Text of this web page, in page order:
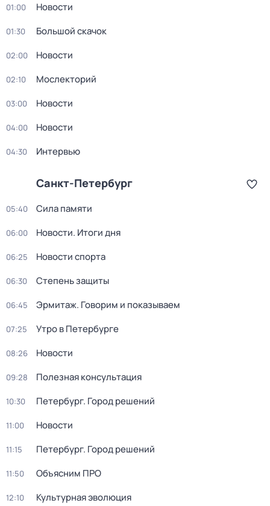
01:00 Новости
01:30 Большой скачок
02:00 Новости
02:10 Мослекторий
03:00 Новости
04:00 Новости
04:30 Интервью
Санкт-Петербург
05:40 Сила памяти
06:00 Новости. Итоги дня
06:25 Новости спорта
06:30 Степень защиты
06:45 Эрмитаж. Говорим и показываем
07:25 Утро в Петербурге
08:26 Новости
09:28 Полезная консультация
10:30 Петербург. Город решений
11:00 Новости
11:15 Петербург. Город решений
11:50 Объясним ПРО
12:10 Культурная эволюция